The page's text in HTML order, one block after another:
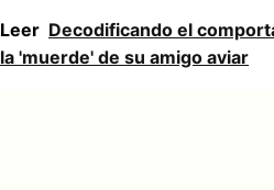
Leer Decodificando el
la 'muerde' de su amigo aviar